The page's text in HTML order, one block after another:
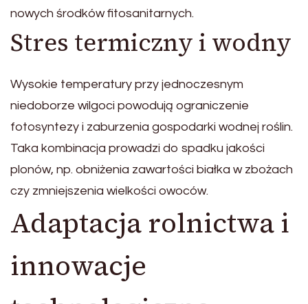
nowych środków fitosanitarnych.
Stres termiczny i wodny
Wysokie temperatury przy jednoczesnym
niedoborze wilgoci powodują ograniczenie
fotosyntezy i zaburzenia gospodarki wodnej roślin.
Taka kombinacja prowadzi do spadku jakości
plonów, np. obniżenia zawartości białka w zbożach
czy zmniejszenia wielkości owoców.
Adaptacja rolnictwa i
innowacje